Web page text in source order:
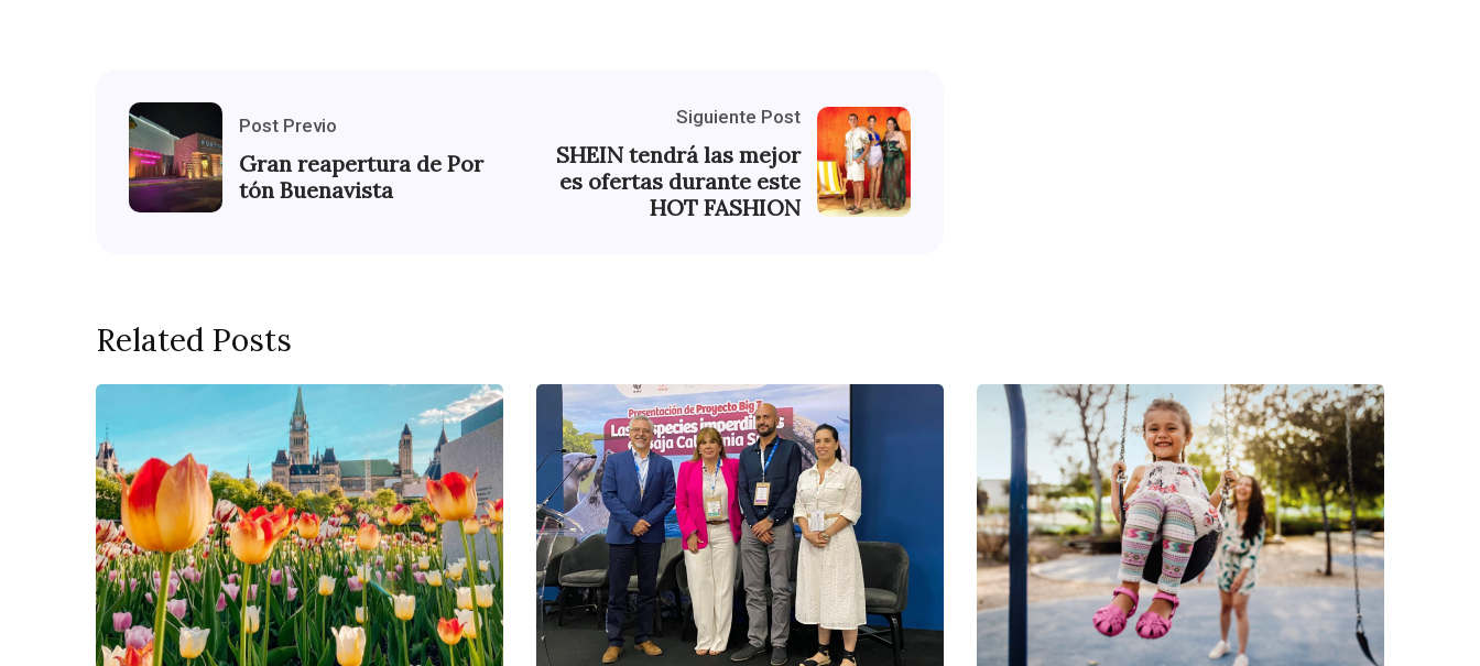
Post Previo
Gran reapertura de Por
tón Buenavista
Siguiente Post
SHEIN tendrá las mejor
es ofertas durante este
HOT FASHION
Related Posts